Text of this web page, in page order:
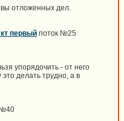
отложенных дел.
первый поток №25
упорядочить - от него
делать трудно, а в